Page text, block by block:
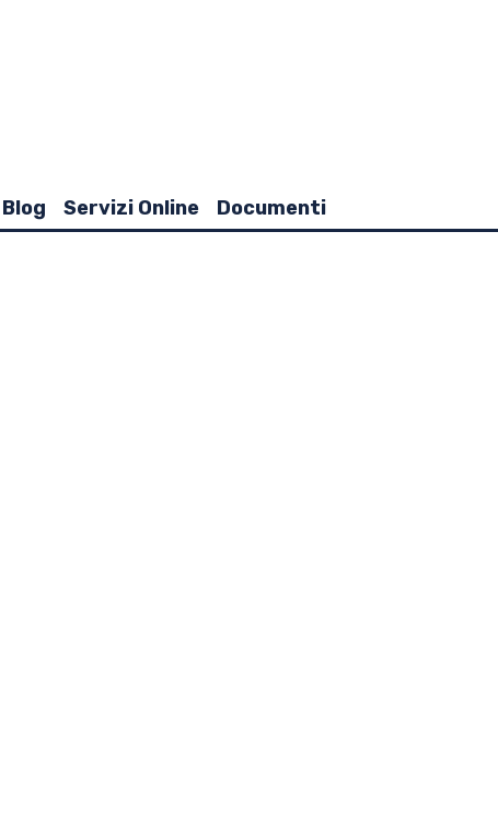
Blog Servizi Online Documenti